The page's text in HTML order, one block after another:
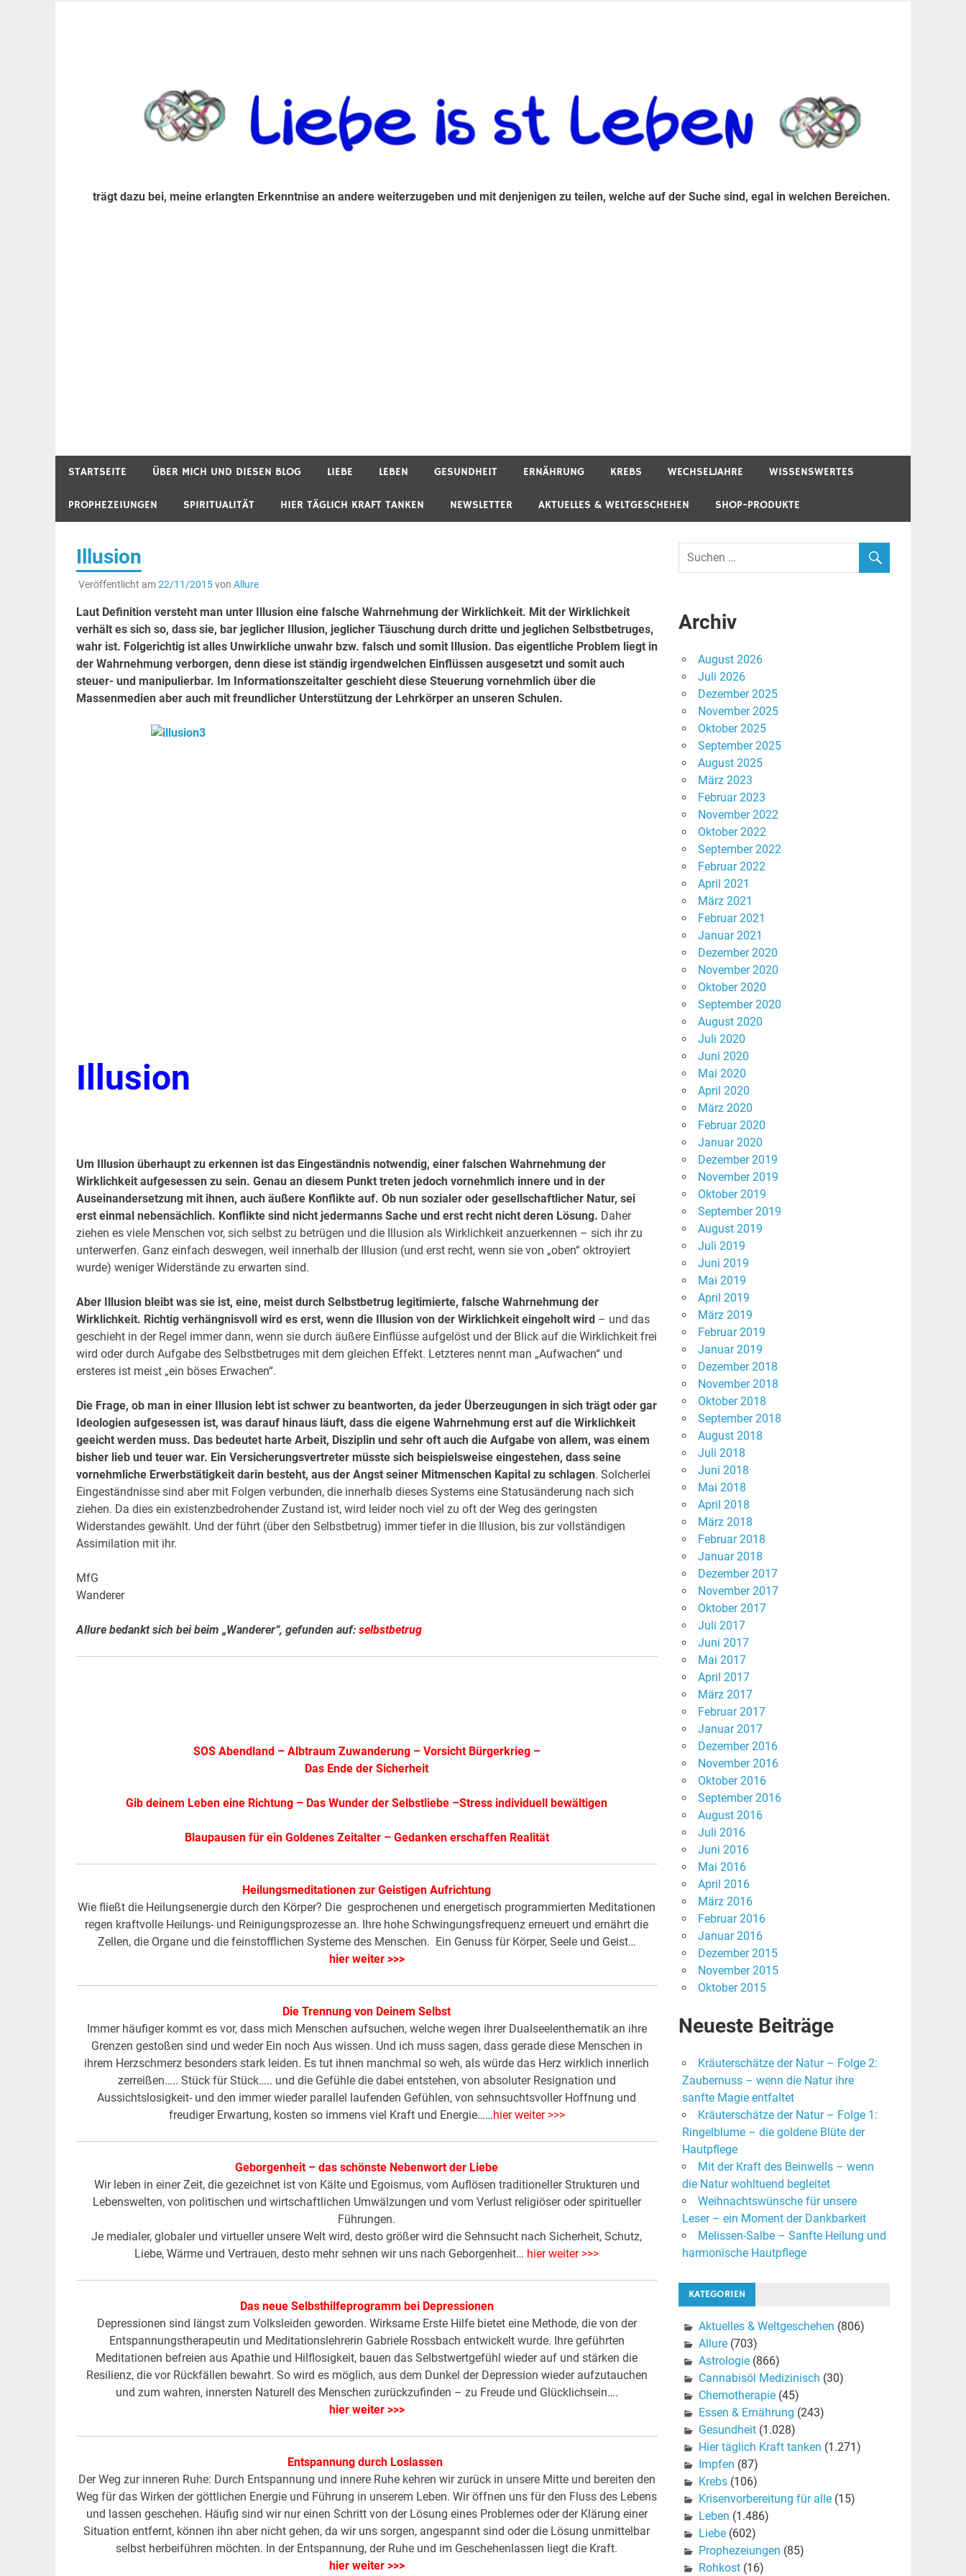
trägt dazu bei, meine erlangten Erkenntnise an andere weiterzugeben und mit denjenigen zu teilen, welche auf der Suche sind, egal in welchen Bereichen.
STARTSEITE ÜBER MICH UND DIESEN BLOG LIEBE LEBEN GESUNDHEIT ERNÄHRUNG KREBS WECHSELJAHRE WISSENSWERTES
PROPHEZEIUNGEN SPIRITUALITÄT HIER TÄGLICH KRAFT TANKEN NEWSLETTER AKTUELLES & WELTGESCHEHEN SHOP-PRODUKTE
Illusion
Veröffentlicht am22/11/2015von Allure
Laut Definition versteht man unter Illusion eine falsche Wahrnehmung der Wirklichkeit. Mit der Wirklichkeit
verhält es sich so, dass sie, bar jeglicher Illusion, jeglicher Täuschung durch dritte und jeglichen Selbstbetruges,
wahr ist. Folgerichtig ist alles Unwirkliche unwahr bzw. falsch und somit Illusion. Das eigentliche Problem liegt in
der Wahrnehmung verborgen, denn diese ist ständig irgendwelchen Einflüssen ausgesetzt und somit auch
steuer- und manipulierbar. Im Informationszeitalter geschieht diese Steuerung vornehmlich über die
Massenmedien aber auch mit freundlicher Unterstützung der Lehrkörper an unseren Schulen.
Illusion
Um Illusion überhaupt zu erkennen ist das Eingeständnis notwendig, einer falschen Wahrnehmung der
Wirklichkeit aufgesessen zu sein. Genau an diesem Punkt treten jedoch vornehmlich innere und in der
Auseinandersetzung mit ihnen, auch äußere Konflikte auf. Ob nun sozialer oder gesellschaftlicher Natur, sei
erst einmal nebensächlich. Konflikte sind nicht jedermanns Sache und erst recht nicht deren Lösung. Daher
ziehen es viele Menschen vor, sich selbst zu betrügen und die Illusion als Wirklichkeit anzuerkennen – sich ihr zu
unterwerfen. Ganz einfach deswegen, weil innerhalb der Illusion (und erst recht, wenn sie von „oben“ oktroyiert
wurde) weniger Widerstände zu erwarten sind.
Aber Illusion bleibt was sie ist, eine, meist durch Selbstbetrug legitimierte, falsche Wahrnehmung der
Wirklichkeit. Richtig verhängnisvoll wird es erst, wenn die Illusion von der Wirklichkeit eingeholt wird – und das
geschieht in der Regel immer dann, wenn sie durch äußere Einflüsse aufgelöst und der Blick auf die Wirklichkeit frei
wird oder durch Aufgabe des Selbstbetruges mit dem gleichen Effekt. Letzteres nennt man „Aufwachen“ und
ersteres ist meist „ein böses Erwachen“.
Die Frage, ob man in einer Illusion lebt ist schwer zu beantworten, da jeder Überzeugungen in sich trägt oder gar
Ideologien aufgesessen ist, was darauf hinaus läuft, dass die eigene Wahrnehmung erst auf die Wirklichkeit
geeicht werden muss. Das bedeutet harte Arbeit, Disziplin und sehr oft auch die Aufgabe von allem, was einem
bisher lieb und teuer war. Ein Versicherungsvertreter müsste sich beispielsweise eingestehen, dass seine
vornehmliche Erwerbstätigkeit darin besteht, aus der Angst seiner Mitmenschen Kapital zu schlagen. Solcherlei
Eingeständnisse sind aber mit Folgen verbunden, die innerhalb dieses Systems eine Statusänderung nach sich
ziehen. Da dies ein existenzbedrohender Zustand ist, wird leider noch viel zu oft der Weg des geringsten
Widerstandes gewählt. Und der führt (über den Selbstbetrug) immer tiefer in die Illusion, bis zur vollständigen
Assimilation mit ihr.
MfG
Wanderer
Allure bedankt sich bei beim „Wanderer“, gefunden auf: selbstbetrug
SOS Abendland – Albtraum Zuwanderung– Vorsicht Bürgerkrieg–
Das Ende der Sicherheit
Gib deinem Leben eine Richtung – Das Wunder der Selbstliebe –Stress individuell bewältigen
Blaupausen für ein Goldenes Zeitalter– Gedanken erschaffen Realität
Heilungsmeditationen zur Geistigen Aufrichtung
Wie fließt die Heilungsenergie durch den Körper? Die gesprochenen und energetisch programmierten Meditationen
regen kraftvolle Heilungs- und Reinigungsprozesse an. Ihre hohe Schwingungsfrequenz erneuert und ernährt die
Zellen, die Organe und die feinstofflichen Systeme des Menschen. Ein Genuss für Körper, Seele und Geist…
hier weiter >>>
Die Trennung von Deinem Selbst
Immer häufiger kommt es vor, dass mich Menschen aufsuchen, welche wegen ihrer Dualseelenthematik an ihre
Grenzen gestoßen sind und weder Ein noch Aus wissen. Und ich muss sagen, dass gerade diese Menschen in
ihrem Herzschmerz besonders stark leiden. Es tut ihnen manchmal so weh, als würde das Herz wirklich innerlich
zerreißen….. Stück für Stück….. und die Gefühle die dabei entstehen, von absoluter Resignation und
Aussichtslosigkeit- und den immer wieder parallel laufenden Gefühlen, von sehnsuchtsvoller Hoffnung und
freudiger Erwartung, kosten so immens viel Kraft und Energie……hier weiter >>>
Geborgenheit – das schönste Nebenwort der Liebe
Wir leben in einer Zeit, die gezeichnet ist von Kälte und Egoismus, vom Auflösen traditioneller Strukturen und
Lebenswelten, von politischen und wirtschaftlichen Umwälzungen und vom Verlust religiöser oder spiritueller
Führungen.
Je medialer, globaler und virtueller unsere Welt wird, desto größer wird die Sehnsucht nach Sicherheit, Schutz,
Liebe, Wärme und Vertrauen, desto mehr sehnen wir uns nach Geborgenheit… hier weiter >>>
Das neue Selbsthilfeprogramm bei Depressionen
Depressionen sind längst zum Volksleiden geworden. Wirksame Erste Hilfe bietet eine Methode, die von der
Entspannungstherapeutin und Meditationslehrerin Gabriele Rossbach entwickelt wurde. Ihre geführten
Meditationen befreien aus Apathie und Hilflosigkeit, bauen das Selbstwertgefühl wieder auf und stärken die
Resilienz, die vor Rückfällen bewahrt. So wird es möglich, aus dem Dunkel der Depression wieder aufzutauchen
und zum wahren, innersten Naturell des Menschen zurückzufinden – zu Freude und Glücklichsein….
hier weiter >>>
Entspannung durch Loslassen
Der Weg zur inneren Ruhe: Durch Entspannung und innere Ruhe kehren wir zurück in unsere Mitte und bereiten den
Weg für das Wirken der göttlichen Energie und Führung in unserem Leben. Wir öffnen uns für den Fluss des Lebens
und lassen geschehen. Häufig sind wir nur einen Schritt von der Lösung eines Problemes oder der Klärung einer
Situation entfernt, können ihn aber nicht gehen, da wir uns sorgen, angespannt sind oder die Lösung unmittelbar
selbst herbeiführen möchten. In der Entspannung, der Ruhe und im Geschehenlassen liegt die Kraft.
hier weiter >>>
Archiv
August 2026
Juli 2026
Dezember 2025
November 2025
Oktober 2025
September 2025
August 2025
März 2023
Februar 2023
November 2022
Oktober 2022
September 2022
Februar 2022
April 2021
März 2021
Februar 2021
Januar 2021
Dezember 2020
November 2020
Oktober 2020
September 2020
August 2020
Juli 2020
Juni 2020
Mai 2020
April 2020
März 2020
Februar 2020
Januar 2020
Dezember 2019
November 2019
Oktober 2019
September 2019
August 2019
Juli 2019
Juni 2019
Mai 2019
April 2019
März 2019
Februar 2019
Januar 2019
Dezember 2018
November 2018
Oktober 2018
September 2018
August 2018
Juli 2018
Juni 2018
Mai 2018
April 2018
März 2018
Februar 2018
Januar 2018
Dezember 2017
November 2017
Oktober 2017
Juli 2017
Juni 2017
Mai 2017
April 2017
März 2017
Februar 2017
Januar 2017
Dezember 2016
November 2016
Oktober 2016
September 2016
August 2016
Juli 2016
Juni 2016
Mai 2016
April 2016
März 2016
Februar 2016
Januar 2016
Dezember 2015
November 2015
Oktober 2015
Neueste Beiträge
Kräuterschätze der Natur – Folge 2:
Zaubernuss – wenn die Natur ihre
sanfte Magie entfaltet
Kräuterschätze der Natur – Folge 1:
Ringelblume – die goldene Blüte der
Hautpflege
Mit der Kraft des Beinwells – wenn
die Natur wohltuend begleitet
Weihnachtswünsche für unsere
Leser – ein Moment der Dankbarkeit
Melissen-Salbe – Sanfte Heilung und
harmonische Hautpflege
KATEGORIEN
Aktuelles & Weltgeschehen (806)
Allure(703)
Astrologie(866)
Cannabisöl Medizinisch (30)
Chemotherapie(45)
Essen & Ernährung (243)
Gesundheit(1.028)
Hier täglich Kraft tanken (1.271)
Impfen (87)
Krebs(106)
Krisenvorbereitung für alle(15)
Leben (1.486)
Liebe(602)
Prophezeiungen (85)
Rohkost(16)